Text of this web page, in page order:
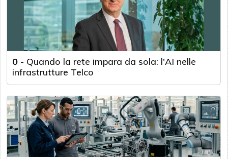
0 - Quando la rete impara da sola: l'AI nelle
infrastrutture Telco